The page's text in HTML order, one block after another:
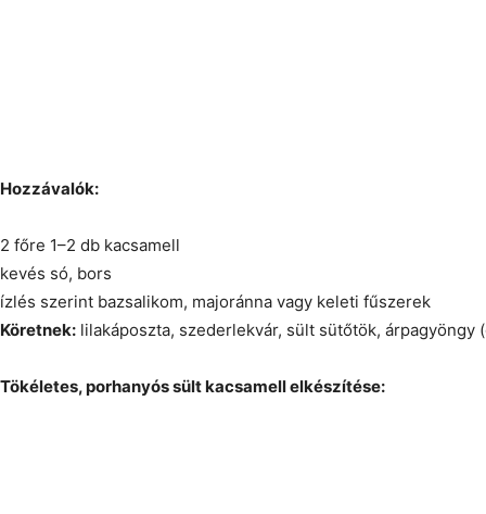
Hozzávalók:
2 főre 1–2 db kacsamell
kevés só, bors
ízlés szerint bazsalikom, majoránna vagy keleti fűszerek
Köretnek: lilakáposzta, szederlekvár, sült sütőtök, árpagyöngy
Tökéletes, porhanyós sült kacsamell elkészítése: